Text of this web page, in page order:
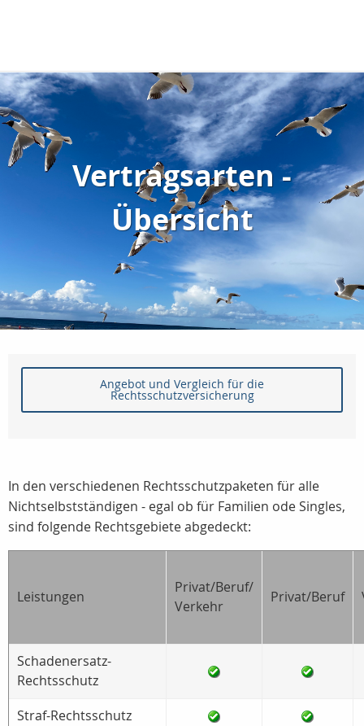
Vertragsarten -
Übersicht
Angebot und Vergleich für die
Rechtsschutzversicherung
In den verschiedenen Rechtsschutzpaketen für alle
Nichtselbstständigen - egal ob für Familien ode Singles,
sind folgende Rechtsgebiete abgedeckt:
Leistungen
Privat/Beruf/
Verkehr
Privat/Beruf
Schadenersatz-
Rechtsschutz
Straf-Rechtsschutz